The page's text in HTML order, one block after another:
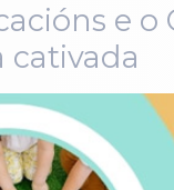
e
cativada